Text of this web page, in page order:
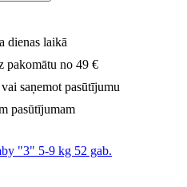
dienas laikā
pakomātu no 49 €
saņemot pasūtījumu
pasūtījumam
"3" 5-9 kg 52 gab.